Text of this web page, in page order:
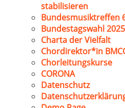
stabilisieren
Bundesmusiktreffen
Bundestagswahl 2025
Charta der Vielfalt
Chordirektor*in
Chorleitungskurse
CORONA
Datenschutz